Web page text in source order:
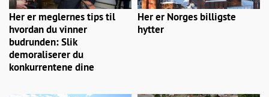
Her er meglernes tips til
hvordan du vinner
budrunden: Slik
demoraliserer du
konkurrentene dine
Her er Norges billigste
hytter